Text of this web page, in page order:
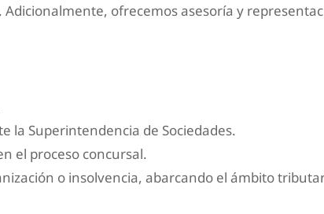
ofrecemos asesoría y
la Superintendencia de Sociedades.
el proceso concursal.
o insolvencia, abarcando el ámbito